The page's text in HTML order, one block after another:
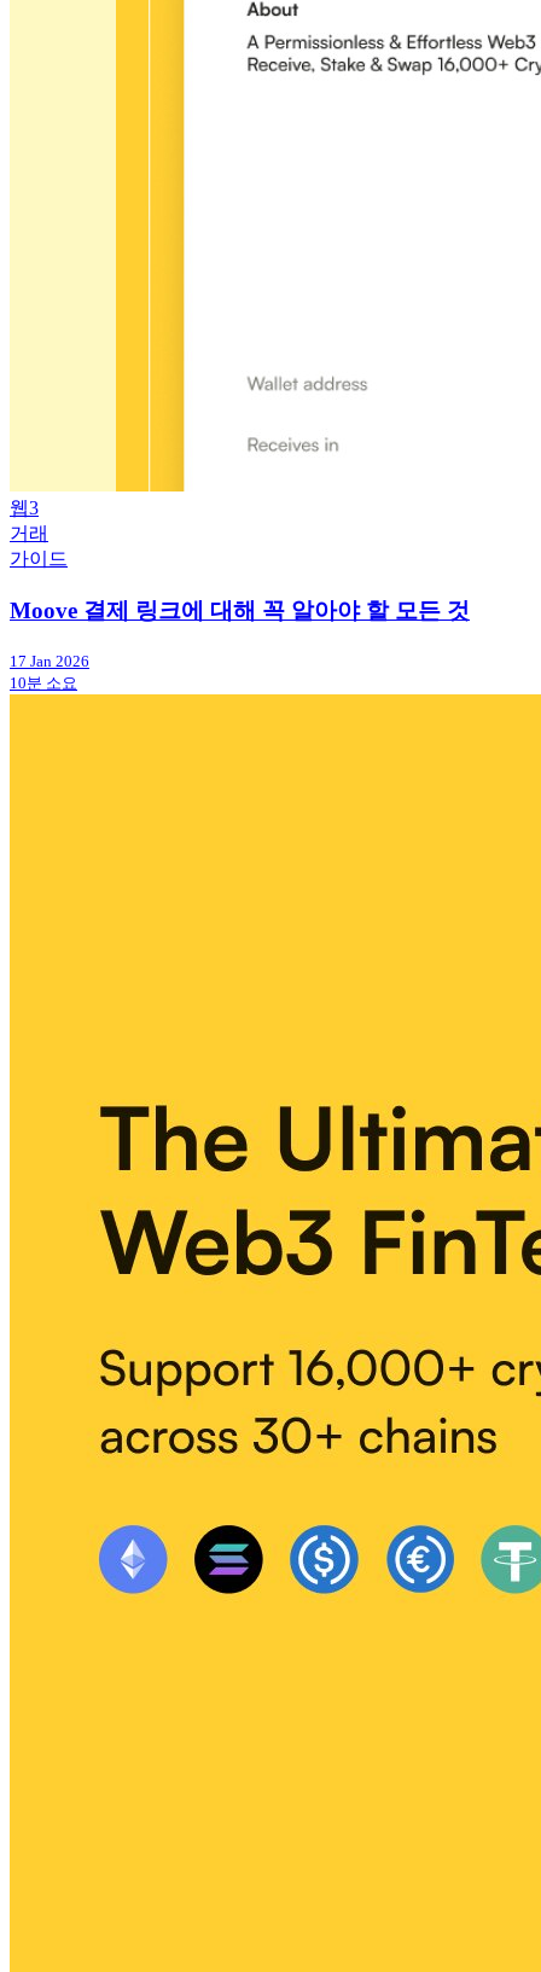
웹3
거래
가이드
Moove 결제 링크에 대해 꼭 알아야 할 모든 것
17 Jan 2026
10분 소요